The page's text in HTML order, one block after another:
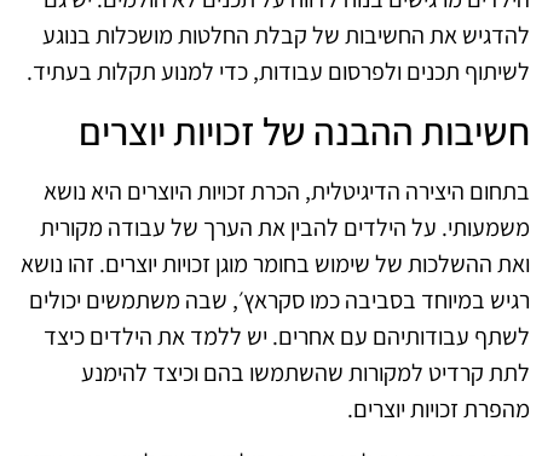
להדגיש את החשיבות של קבלת החלטות מושכלות בנוגע
לשיתוף תכנים ולפרסום עבודות, כדי למנוע תקלות בעתיד.
חשיבות ההבנה של זכויות יוצרים
בתחום היצירה הדיגיטלית, הכרת זכויות היוצרים היא נושא
משמעותי. על הילדים להבין את הערך של עבודה מקורית
ואת ההשלכות של שימוש בחומר מוגן זכויות יוצרים. זהו נושא
רגיש במיוחד בסביבה כמו סקראץ׳, שבה משתמשים יכולים
לשתף עבודותיהם עם אחרים. יש ללמד את הילדים כיצד
לתת קרדיט למקורות שהשתמשו בהם וכיצד להימנע
מהפרת זכויות יוצרים.